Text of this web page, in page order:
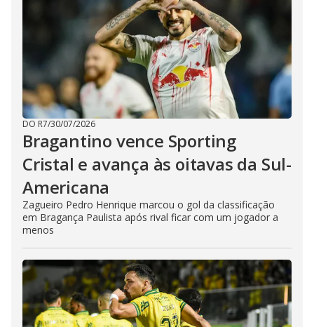
DO R7/30/07/2026
Bragantino vence Sporting
Cristal e avança às oitavas da Sul-
Americana
Zagueiro Pedro Henrique marcou o gol da classificação
em Bragança Paulista após rival ficar com um jogador a
menos